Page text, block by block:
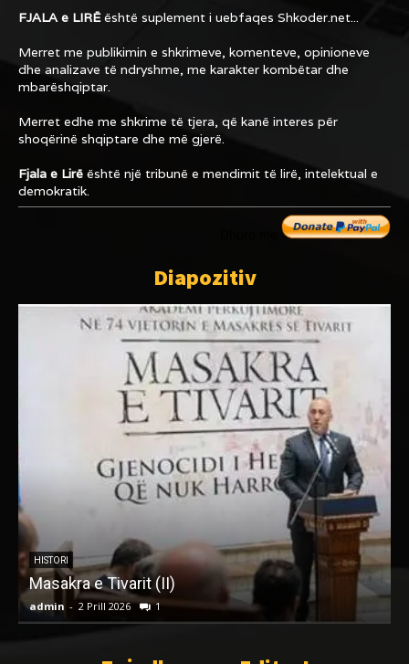
FJALA e LIRËështë suplement i uebfaqes Shkoder.net...
Merret me publikimin e shkrimeve, komenteve, opinioneve
dhe analizave të ndryshme, me karakter kombëtar dhe
mbarëshqiptar.
Merret edhe me shkrime të tjera, që kanë interes për
shoqërinë shqiptare dhe më gjerë.
Fjala e Lirë është një tribunë e mendimit të lirë, intelektual e
demokratik.
Diapozitiv
HISTORI
Masakra e Tivarit (II)
admin - 2 Prill 2026 1